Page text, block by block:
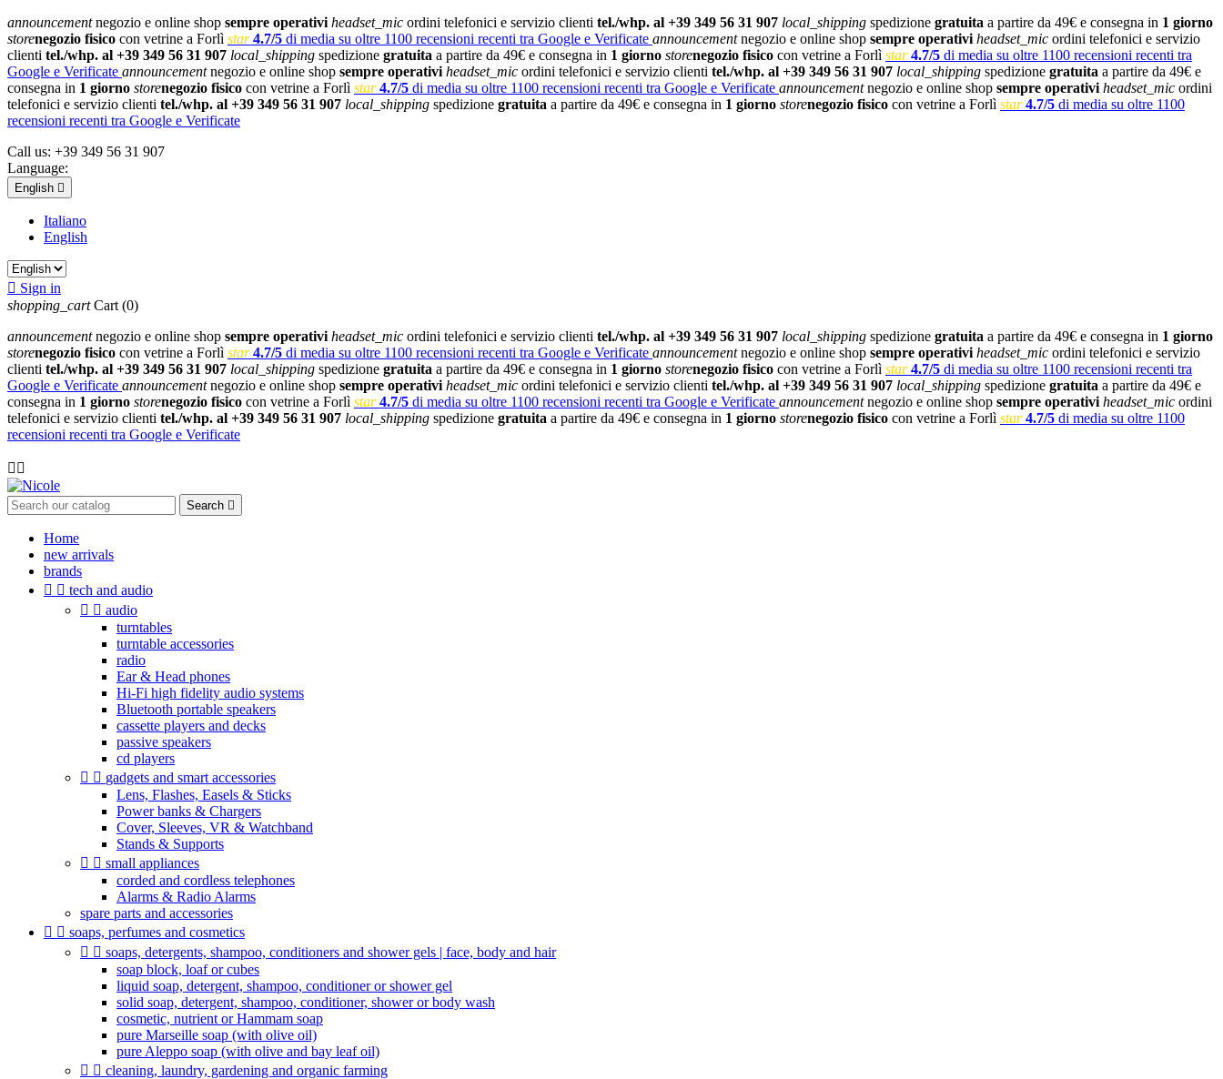
announcementnegozio e online shop sempre operativi headset_mic ordini telefonici e servizio clienti tel./whp. al +39 349 56 31 907 local_shipping spedizione gratuita a partire da 49€ e consegna in 1 giorno
storenegozio fisico con vetrine a Forlì star 4.7/5 di media su oltre 1100 recensioni recenti tra Google e Verificate announcementnegozio e online shop sempre operativi headset_mic ordini telefonici e servizio
clienti tel./whp. al +39 349 56 31 907 local_shipping spedizione gratuita a partire da 49€ e consegna in 1 giorno storenegozio fisico con vetrine a Forlì star 4.7/5 di media su oltre 1100 recensioni recenti tra
Google e Verificate announcementnegozio e online shop sempre operativi headset_mic ordini telefonici e servizio clienti tel./whp. al +39 349 56 31 907 local_shipping spedizione gratuita a partire da 49€ e
consegna in 1 giorno storenegozio fisico con vetrine a Forlì star 4.7/5 di media su oltre 1100 recensioni recenti tra Google e Verificate announcementnegozio e online shop sempre operativi headset_mic ordini
telefonici e servizio clienti tel./whp. al +39 349 56 31 907 local_shipping spedizione gratuita a partire da 49€ e consegna in 1 giorno storenegozio fisico con vetrine a Forlì star 4.7/5 di media su oltre 1100
recensioni recenti tra Google e Verificate
Call us: +39 349 56 31 907
Language:
English 
Italiano
English
 Sign in
shopping_cart Cart (0)
announcementnegozio e online shop sempre operativi headset_mic ordini telefonici e servizio clienti tel./whp. al +39 349 56 31 907 local_shipping spedizione gratuita a partire da 49€ e consegna in 1 giorno
storenegozio fisico con vetrine a Forlì star 4.7/5 di media su oltre 1100 recensioni recenti tra Google e Verificate announcementnegozio e online shop sempre operativi headset_mic ordini telefonici e servizio
clienti tel./whp. al +39 349 56 31 907 local_shipping spedizione gratuita a partire da 49€ e consegna in 1 giorno storenegozio fisico con vetrine a Forlì star 4.7/5 di media su oltre 1100 recensioni recenti tra
Google e Verificate announcementnegozio e online shop sempre operativi headset_mic ordini telefonici e servizio clienti tel./whp. al +39 349 56 31 907 local_shipping spedizione gratuita a partire da 49€ e
consegna in 1 giorno storenegozio fisico con vetrine a Forlì star 4.7/5 di media su oltre 1100 recensioni recenti tra Google e Verificate announcementnegozio e online shop sempre operativi headset_mic ordini
telefonici e servizio clienti tel./whp. al +39 349 56 31 907 local_shipping spedizione gratuita a partire da 49€ e consegna in 1 giorno storenegozio fisico con vetrine a Forlì star 4.7/5 di media su oltre 1100
recensioni recenti tra Google e Verificate

Search 
Home
new arrivals
brands
  tech and audio
  audio
turntables
turntable accessories
radio
Ear & Head phones
Hi-Fi high fidelity audio systems
Bluetooth portable speakers
cassette players and decks
passive speakers
cd players
  gadgets and smart accessories
Lens, Flashes, Easels & Sticks
Power banks & Chargers
Cover, Sleeves, VR & Watchband
Stands & Supports
  small appliances
corded and cordless telephones
Alarms & Radio Alarms
spare parts and accessories
  soaps, perfumes and cosmetics
  soaps, detergents, shampoo, conditioners and shower gels | face, body and hair
soap block, loaf or cubes
liquid soap, detergent, shampoo, conditioner or shower gel
solid soap, detergent, shampoo, conditioner, shower or body wash
cosmetic, nutrient or Hammam soap
pure Marseille soap (with olive oil)
pure Aleppo soap (with olive and bay leaf oil)
  cleaning, laundry, gardening and organic farming